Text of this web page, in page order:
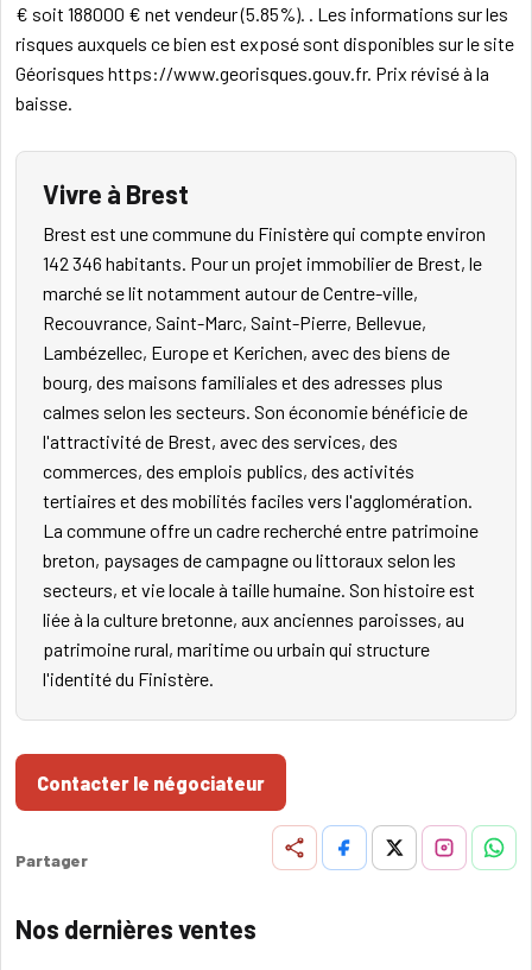
€ soit 188000 € net vendeur (5.85%). . Les informations sur les
risques auxquels ce bien est exposé sont disponibles sur le site
Géorisques https://www.georisques.gouv.fr. Prix révisé à la
baisse.
Vivre à Brest
Brest est une commune du Finistère qui compte environ
142 346 habitants. Pour un projet immobilier de Brest, le
marché se lit notamment autour de Centre-ville,
Recouvrance, Saint-Marc, Saint-Pierre, Bellevue,
Lambézellec, Europe et Kerichen, avec des biens de
bourg, des maisons familiales et des adresses plus
calmes selon les secteurs. Son économie bénéficie de
l'attractivité de Brest, avec des services, des
commerces, des emplois publics, des activités
tertiaires et des mobilités faciles vers l'agglomération.
La commune offre un cadre recherché entre patrimoine
breton, paysages de campagne ou littoraux selon les
secteurs, et vie locale à taille humaine. Son histoire est
liée à la culture bretonne, aux anciennes paroisses, au
patrimoine rural, maritime ou urbain qui structure
l'identité du Finistère.
Contacter le négociateur
Partager
Nos dernières ventes